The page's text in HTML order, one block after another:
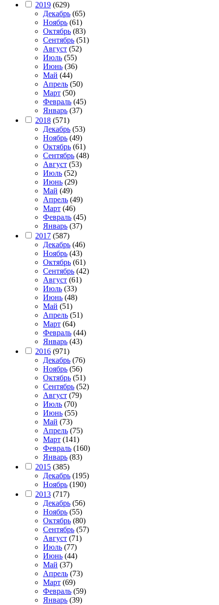
2019 (629)
Декабрь (65)
Ноябрь (61)
Октябрь (83)
Сентябрь (51)
Август (52)
Июль (55)
Июнь (36)
Май (44)
Апрель (50)
Март (50)
Февраль (45)
Январь (37)
2018 (571)
Декабрь (53)
Ноябрь (49)
Октябрь (61)
Сентябрь (48)
Август (53)
Июль (52)
Июнь (29)
Май (49)
Апрель (49)
Март (46)
Февраль (45)
Январь (37)
2017 (587)
Декабрь (46)
Ноябрь (43)
Октябрь (61)
Сентябрь (42)
Август (61)
Июль (33)
Июнь (48)
Май (51)
Апрель (51)
Март (64)
Февраль (44)
Январь (43)
2016 (971)
Декабрь (76)
Ноябрь (56)
Октябрь (51)
Сентябрь (52)
Август (79)
Июль (70)
Июнь (55)
Май (73)
Апрель (75)
Март (141)
Февраль (160)
Январь (83)
2015 (385)
Декабрь (195)
Ноябрь (190)
2013 (717)
Декабрь (56)
Ноябрь (55)
Октябрь (80)
Сентябрь (57)
Август (71)
Июль (77)
Июнь (44)
Май (37)
Апрель (73)
Март (69)
Февраль (59)
Январь (39)